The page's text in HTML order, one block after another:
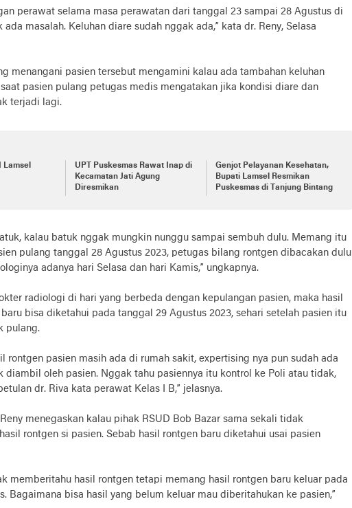
perawat selama masa perawatan dari tanggal 23 sampai 28 Agustus di
ada masalah. Keluhan diare sudah nggak ada,” kata dr. Reny, Selasa
menangani pasien tersebut mengamini kalau ada tambahan keluhan
pasien pulang petugas medis mengatakan jika kondisi diare dan
terjadi lagi.
Lamsel
UPT Puskesmas Rawat Inap di
Kecamatan Jati Agung
Diresmikan
Genjot Pelayanan Kesehatan,
Bupati Lamsel Resmikan
Puskesmas di Tanjung Bintang
kalau batuk nggak mungkin nunggu sampai sembuh dulu. Memang itu
pulang tanggal 28 Agustus 2023, petugas bilang rontgen dibacakan dulu
adanya hari Selasa dan hari Kamis,” ungkapnya.
radiologi di hari yang berbeda dengan kepulangan pasien, maka hasil
bisa diketahui pada tanggal 29 Agustus 2023, sehari setelah pasien itu
pulang.
rontgen pasien masih ada di rumah sakit, expertising nya pun sudah ada
diambil oleh pasien. Nggak tahu pasiennya itu kontrol ke Poli atau tidak,
dr. Riva kata perawat Kelas I B,” jelasnya.
menegaskan kalau pihak RSUD Bob Bazar sama sekali tidak
rontgen si pasien. Sebab hasil rontgen baru diketahui usai pasien
memberitahu hasil rontgen tetapi memang hasil rontgen baru keluar pada
Bagaimana bisa hasil yang belum keluar mau diberitahukan ke pasien,”